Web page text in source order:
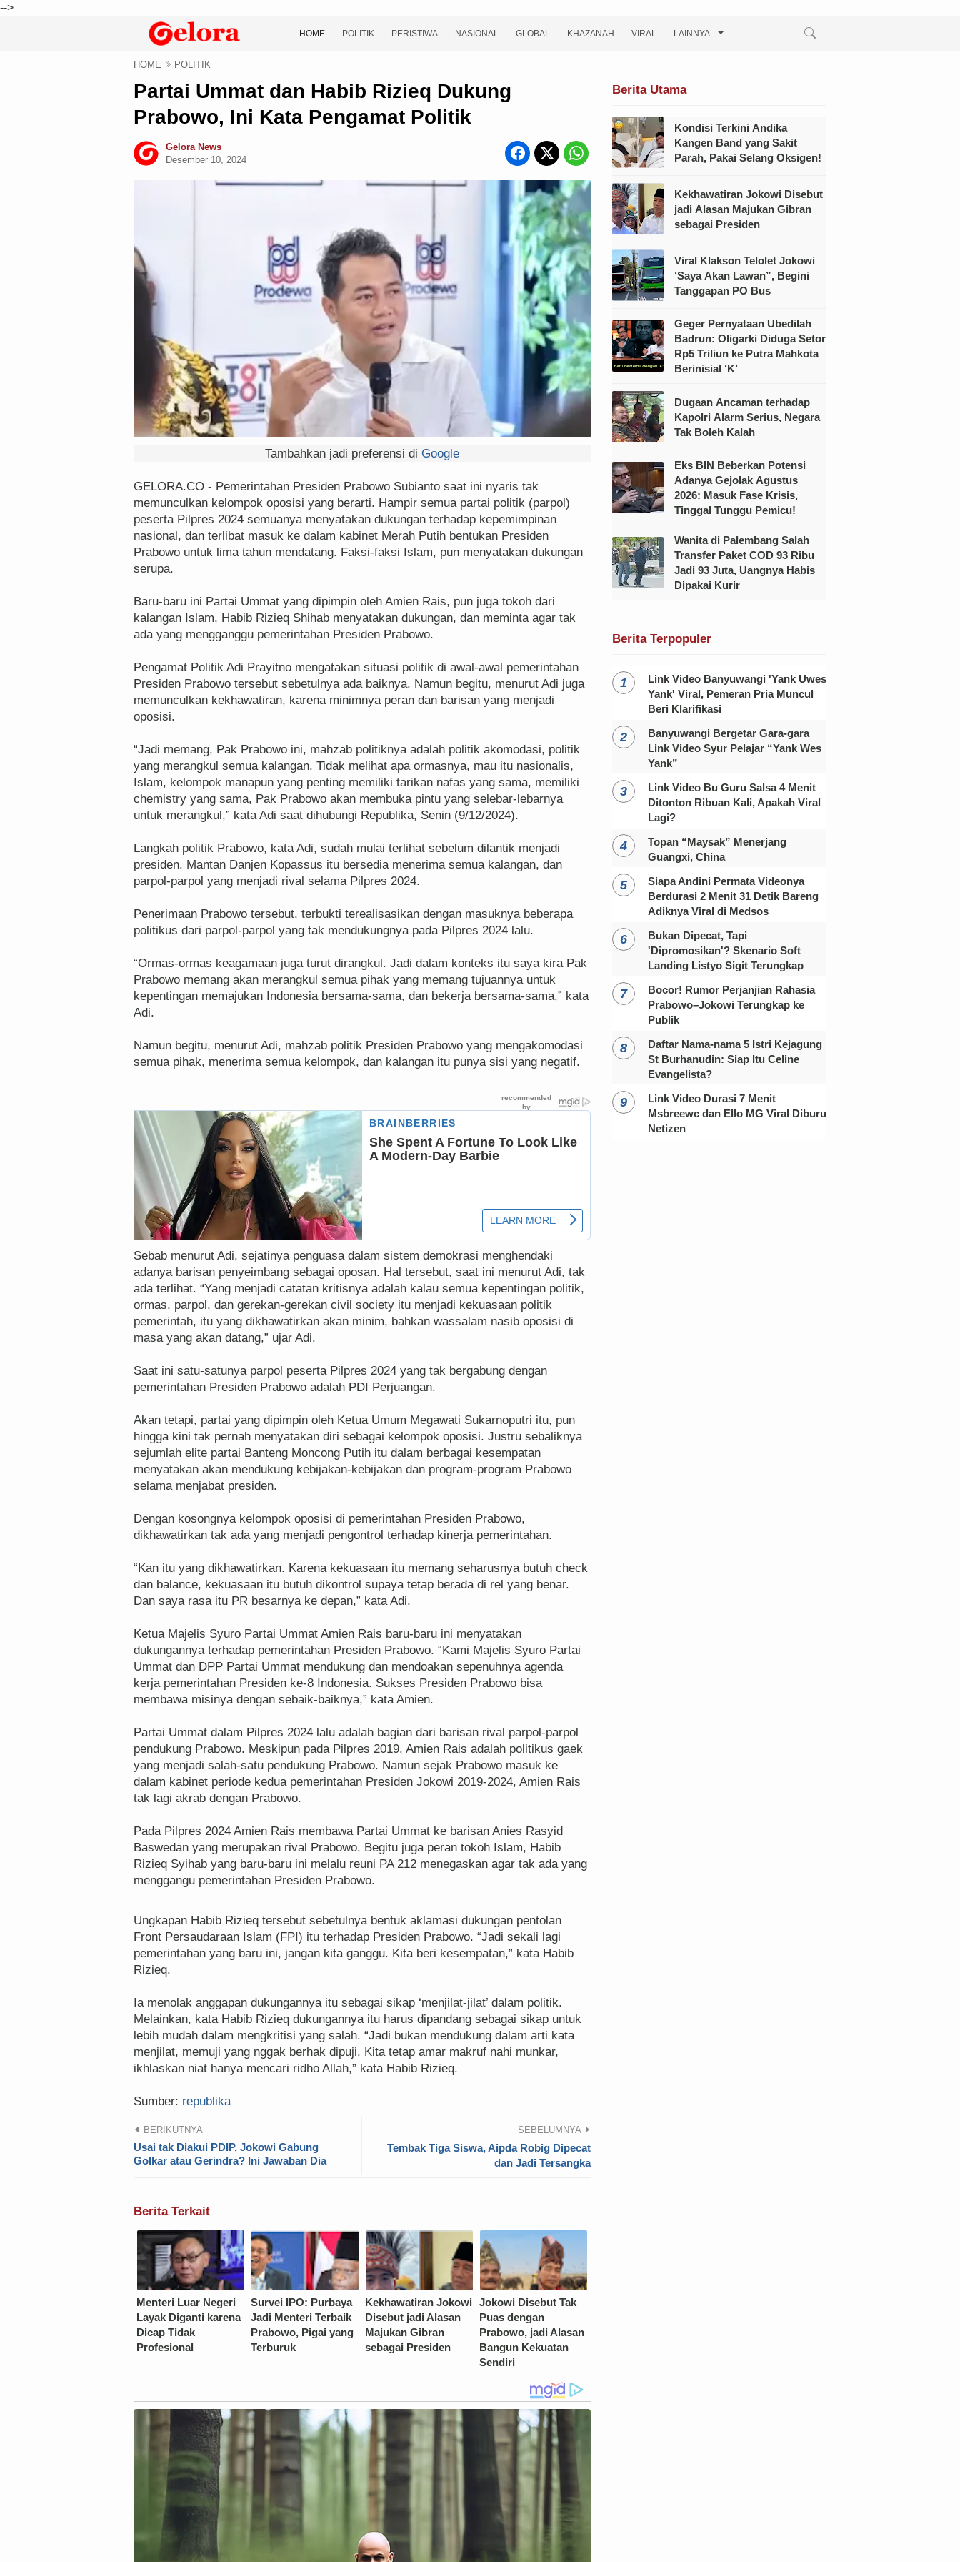
-->
HOME POLITIK PERISTIWA NASIONAL GLOBAL KHAZANAH VIRAL LAINNYA
HOME POLITIK
Partai Ummat dan Habib Rizieq Dukung
Prabowo, Ini Kata Pengamat Politik
Gelora News
Desember 10, 2024
Tambahkan jadi preferensi di Google
GELORA.CO - Pemerintahan Presiden Prabowo Subianto saat ini nyaris tak
memunculkan kelompok oposisi yang berarti. Hampir semua partai politik (parpol)
peserta Pilpres 2024 semuanya menyatakan dukungan terhadap kepemimpinan
nasional, dan terlibat masuk ke dalam kabinet Merah Putih bentukan Presiden
Prabowo untuk lima tahun mendatang. Faksi-faksi Islam, pun menyatakan dukungan
serupa.
Baru-baru ini Partai Ummat yang dipimpin oleh Amien Rais, pun juga tokoh dari
kalangan Islam, Habib Rizieq Shihab menyatakan dukungan, dan meminta agar tak
ada yang mengganggu pemerintahan Presiden Prabowo.
Pengamat Politik Adi Prayitno mengatakan situasi politik di awal-awal pemerintahan
Presiden Prabowo tersebut sebetulnya ada baiknya. Namun begitu, menurut Adi juga
memunculkan kekhawatiran, karena minimnya peran dan barisan yang menjadi
oposisi.
“Jadi memang, Pak Prabowo ini, mahzab politiknya adalah politik akomodasi, politik
yang merangkul semua kalangan. Tidak melihat apa ormasnya, mau itu nasionalis,
Islam, kelompok manapun yang penting memiliki tarikan nafas yang sama, memiliki
chemistry yang sama, Pak Prabowo akan membuka pintu yang selebar-lebarnya
untuk merangkul,” kata Adi saat dihubungi Republika, Senin (9/12/2024).
Langkah politik Prabowo, kata Adi, sudah mulai terlihat sebelum dilantik menjadi
presiden. Mantan Danjen Kopassus itu bersedia menerima semua kalangan, dan
parpol-parpol yang menjadi rival selama Pilpres 2024.
Penerimaan Prabowo tersebut, terbukti terealisasikan dengan masuknya beberapa
politikus dari parpol-parpol yang tak mendukungnya pada Pilpres 2024 lalu.
“Ormas-ormas keagamaan juga turut dirangkul. Jadi dalam konteks itu saya kira Pak
Prabowo memang akan merangkul semua pihak yang memang tujuannya untuk
kepentingan memajukan Indonesia bersama-sama, dan bekerja bersama-sama,” kata
Adi.
Namun begitu, menurut Adi, mahzab politik Presiden Prabowo yang mengakomodasi
semua pihak, menerima semua kelompok, dan kalangan itu punya sisi yang negatif.
Sebab menurut Adi, sejatinya penguasa dalam sistem demokrasi menghendaki
adanya barisan penyeimbang sebagai oposan. Hal tersebut, saat ini menurut Adi, tak
ada terlihat. “Yang menjadi catatan kritisnya adalah kalau semua kepentingan politik,
ormas, parpol, dan gerekan-gerekan civil society itu menjadi kekuasaan politik
pemerintah, itu yang dikhawatirkan akan minim, bahkan wassalam nasib oposisi di
masa yang akan datang,” ujar Adi.
Saat ini satu-satunya parpol peserta Pilpres 2024 yang tak bergabung dengan
pemerintahan Presiden Prabowo adalah PDI Perjuangan.
Akan tetapi, partai yang dipimpin oleh Ketua Umum Megawati Sukarnoputri itu, pun
hingga kini tak pernah menyatakan diri sebagai kelompok oposisi. Justru sebaliknya
sejumlah elite partai Banteng Moncong Putih itu dalam berbagai kesempatan
menyatakan akan mendukung kebijakan-kebijakan dan program-program Prabowo
selama menjabat presiden.
Dengan kosongnya kelompok oposisi di pemerintahan Presiden Prabowo,
dikhawatirkan tak ada yang menjadi pengontrol terhadap kinerja pemerintahan.
“Kan itu yang dikhawatirkan. Karena kekuasaan itu memang seharusnya butuh check
dan balance, kekuasaan itu butuh dikontrol supaya tetap berada di rel yang benar.
Dan saya rasa itu PR besarnya ke depan,” kata Adi.
Ketua Majelis Syuro Partai Ummat Amien Rais baru-baru ini menyatakan
dukungannya terhadap pemerintahan Presiden Prabowo. “Kami Majelis Syuro Partai
Ummat dan DPP Partai Ummat mendukung dan mendoakan sepenuhnya agenda
kerja pemerintahan Presiden ke-8 Indonesia. Sukses Presiden Prabowo bisa
membawa misinya dengan sebaik-baiknya,” kata Amien.
Partai Ummat dalam Pilpres 2024 lalu adalah bagian dari barisan rival parpol-parpol
pendukung Prabowo. Meskipun pada Pilpres 2019, Amien Rais adalah politikus gaek
yang menjadi salah-satu pendukung Prabowo. Namun sejak Prabowo masuk ke
dalam kabinet periode kedua pemerintahan Presiden Jokowi 2019-2024, Amien Rais
tak lagi akrab dengan Prabowo.
Pada Pilpres 2024 Amien Rais membawa Partai Ummat ke barisan Anies Rasyid
Baswedan yang merupakan rival Prabowo. Begitu juga peran tokoh Islam, Habib
Rizieq Syihab yang baru-baru ini melalu reuni PA 212 menegaskan agar tak ada yang
menggangu pemerintahan Presiden Prabowo.
Ungkapan Habib Rizieq tersebut sebetulnya bentuk aklamasi dukungan pentolan
Front Persaudaraan Islam (FPI) itu terhadap Presiden Prabowo. “Jadi sekali lagi
pemerintahan yang baru ini, jangan kita ganggu. Kita beri kesempatan,” kata Habib
Rizieq.
Ia menolak anggapan dukungannya itu sebagai sikap ‘menjilat-jilat’ dalam politik.
Melainkan, kata Habib Rizieq dukungannya itu harus dipandang sebagai sikap untuk
lebih mudah dalam mengkritisi yang salah. “Jadi bukan mendukung dalam arti kata
menjilat, memuji yang nggak berhak dipuji. Kita tetap amar makruf nahi munkar,
ikhlaskan niat hanya mencari ridho Allah,” kata Habib Rizieq.
Sumber: republika
BERIKUTNYA
Usai tak Diakui PDIP, Jokowi Gabung
Golkar atau Gerindra? Ini Jawaban Dia
SEBELUMNYA
Tembak Tiga Siswa, Aipda Robig Dipecat
dan Jadi Tersangka
Berita Terkait
Menteri Luar Negeri
Layak Diganti karena
Dicap Tidak
Profesional
Survei IPO: Purbaya
Jadi Menteri Terbaik
Prabowo, Pigai yang
Terburuk
Kekhawatiran Jokowi
Disebut jadi Alasan
Majukan Gibran
sebagai Presiden
Jokowi Disebut Tak
Puas dengan
Prabowo, jadi Alasan
Bangun Kekuatan
Sendiri
Berita Utama
Kondisi Terkini Andika
Kangen Band yang Sakit
Parah, Pakai Selang Oksigen!
Kekhawatiran Jokowi Disebut
jadi Alasan Majukan Gibran
sebagai Presiden
Viral Klakson Telolet Jokowi
‘Saya Akan Lawan”, Begini
Tanggapan PO Bus
Geger Pernyataan Ubedilah
Badrun: Oligarki Diduga Setor
Rp5 Triliun ke Putra Mahkota
Berinisial ‘K’
Dugaan Ancaman terhadap
Kapolri Alarm Serius, Negara
Tak Boleh Kalah
Eks BIN Beberkan Potensi
Adanya Gejolak Agustus
2026: Masuk Fase Krisis,
Tinggal Tunggu Pemicu!
Wanita di Palembang Salah
Transfer Paket COD 93 Ribu
Jadi 93 Juta, Uangnya Habis
Dipakai Kurir
Berita Terpopuler
Link Video Banyuwangi 'Yank Uwes
Yank' Viral, Pemeran Pria Muncul
Beri Klarifikasi
Banyuwangi Bergetar Gara-gara
Link Video Syur Pelajar “Yank Wes
Yank”
Link Video Bu Guru Salsa 4 Menit
Ditonton Ribuan Kali, Apakah Viral
Lagi?
Topan “Maysak” Menerjang
Guangxi, China
Siapa Andini Permata Videonya
Berdurasi 2 Menit 31 Detik Bareng
Adiknya Viral di Medsos
Bukan Dipecat, Tapi
'Dipromosikan'? Skenario Soft
Landing Listyo Sigit Terungkap
Bocor! Rumor Perjanjian Rahasia
Prabowo–Jokowi Terungkap ke
Publik
Daftar Nama-nama 5 Istri Kejagung
St Burhanudin: Siap Itu Celine
Evangelista?
Link Video Durasi 7 Menit
Msbreewc dan Ello MG Viral Diburu
Netizen